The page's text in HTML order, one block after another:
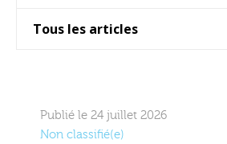
Publié le 24 juillet 2026
Non classifié(e)